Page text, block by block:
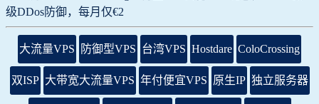
级DDos防御，每月仅€2
大流量VPS 防御型VPS 台湾VPS Hostdare ColoCrossing
双ISP 大带宽大流量VPS 年付便宜VPS 原生IP 独立服务器